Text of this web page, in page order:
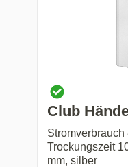
Club
Stromverbrauch
Trockungszeit
mm, silber